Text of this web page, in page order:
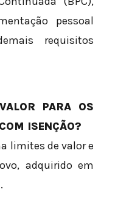
pessoal
requisitos
PARA OS
ISENÇÃO?
limites de valor e
adquirido em